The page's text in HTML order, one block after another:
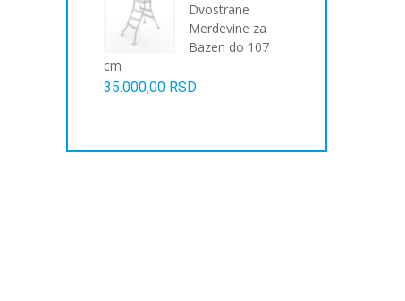
Dvostrane
Merdevine za
Bazen do 107
cm
35.000,00 RSD